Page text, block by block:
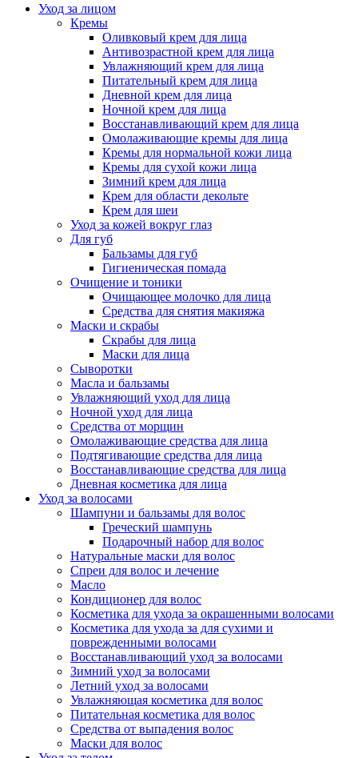
Уход за лицом
Кремы
Оливковый крем для лица
Антивозрастной крем для лица
Увлажняющий крем для лица
Питательный крем для лица
Дневной крем для лица
Ночной крем для лица
Восстанавливающий крем для лица
Омолаживающие кремы для лица
Кремы для нормальной кожи лица
Кремы для сухой кожи лица
Зимний крем для лица
Крем для области декольте
Крем для шеи
Уход за кожей вокруг глаз
Для губ
Бальзамы для губ
Гигиеническая помада
Очищение и тоники
Очищающее молочко для лица
Средства для снятия макияжа
Маски и скрабы
Скрабы для лица
Маски для лица
Сыворотки
Масла и бальзамы
Увлажняющий уход для лица
Ночной уход для лица
Средства от морщин
Омолаживающие средства для лица
Подтягивающие средства для лица
Восстанавливающие средства для лица
Дневная косметика для лица
Уход за волосами
Шампуни и бальзамы для волос
Греческий шампунь
Подарочный набор для волос
Натуральные маски для волос
Спреи для волос и лечение
Масло
Кондиционер для волос
Косметика для ухода за окрашенными волосами
Косметика для ухода за для сухими и
поврежденными волосами
Восстанавливающий уход за волосами
Зимний уход за волосами
Летний уход за волосами
Увлажняющая косметика для волос
Питательная косметика для волос
Средства от выпадения волос
Маски для волос